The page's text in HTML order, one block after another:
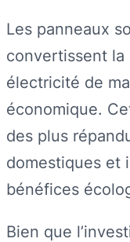
Les panneaux
convertissent la
électricité de
économique.
des plus
domestiques et
bénéfices
Bien que